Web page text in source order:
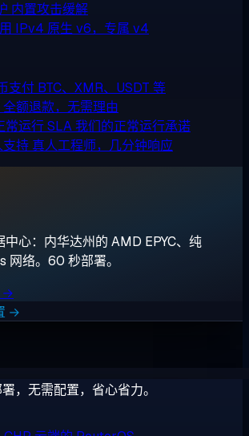
内置攻击缓解
IPv4 原生 v6，专属 v4
支付 BTC、XMR、USDT 等
全额退款，无需理由
常运行 SLA我们的正常运行承诺
持 真人工程师，几分钟响应
中心：内华达州的 AMD EPYC、纯
络。60 秒部署。
→
→
，无需配置，省心省力。